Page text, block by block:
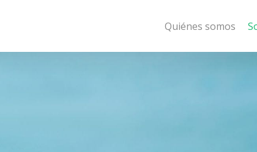
Quiénes somos